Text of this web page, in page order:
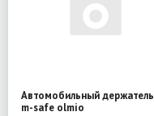
Автомобильный держатель
m-safe olmio